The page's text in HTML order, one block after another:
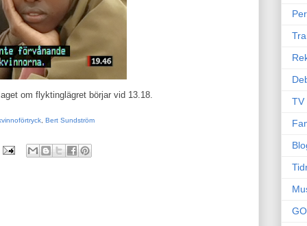
om flyktinglägret börjar vid 13.18.
Bert Sundström
TV